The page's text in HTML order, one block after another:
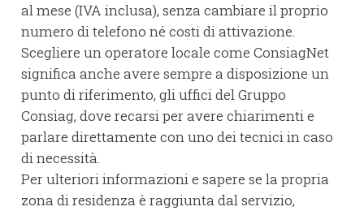
al mese (IVA inclusa), senza cambiare il proprio
numero di telefono né costi di attivazione.
Scegliere un operatore locale come ConsiagNet
significa anche avere sempre a disposizione un
punto di riferimento, gli uffici del Gruppo
Consiag, dove recarsi per avere chiarimenti e
parlare direttamente con uno dei tecnici in caso
di necessità.
Per ulteriori informazioni e sapere se la propria
zona di residenza è raggiunta dal servizio,